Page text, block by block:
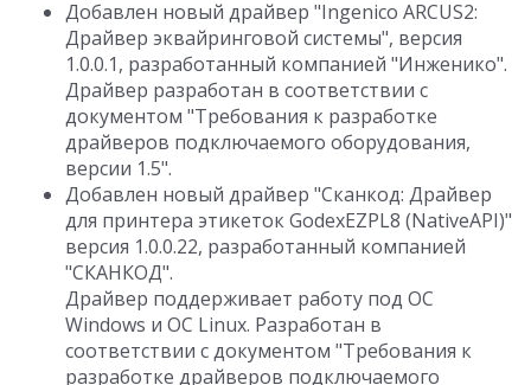
Добавлен новый драйвер "Ingenico ARCUS2:
Драйвер эквайринговой системы", версия
1.0.0.1, разработанный компанией "Инженико".
Драйвер разработан в соответствии с
документом "Требования к разработке
драйверов подключаемого оборудования,
версии 1.5".
Добавлен новый драйвер "Сканкод: Драйвер
для принтера этикеток GodexEZPL8 (NativeAPI)"
версия 1.0.0.22, разработанный компанией
"СКАНКОД".
Драйвер поддерживает работу под ОС
Windows и ОС Linux. Разработан в
соответствии с документом "Требования к
разработке драйверов подключаемого